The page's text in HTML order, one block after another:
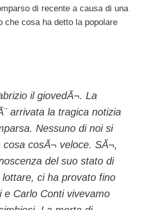
di recente a causa di una
che cosa ha detto la popolare
il giovedÃ¬. La
arrivata la tragica notizia
Nessuno di noi si
cosÃ¬ veloce. SÃ¬,
del suo stato di
ci ha provato fino
e Carlo Conti vivevamo